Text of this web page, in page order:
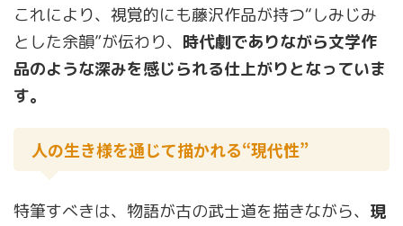
これにより、視覚的にも藤沢作品が持つ“しみじみ
とした余韻”が伝わり、 時代劇でありながら文学作
品のような深みを感じられる仕上がりとなっていま
す。
人の生き様を通じて描かれる“現代性”
特筆すべきは、物語が古の武士道を描きながら、 現